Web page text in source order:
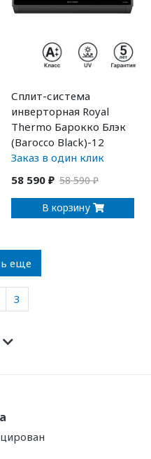
Сплит-система
инверторная Royal
Thermo Барокко Блэк
(Barocco Black)-12
Заказ в один клик
58 590 ₽ 58 590 ₽
В корзину
еще
3